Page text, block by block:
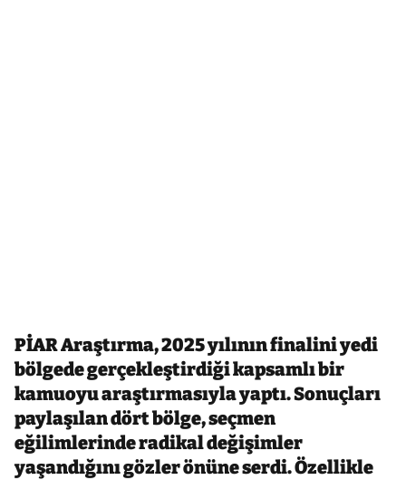
PİAR Araştırma, 2025 yılının finalini yedi
bölgede gerçekleştirdiği kapsamlı bir
kamuoyu araştırmasıyla yaptı. Sonuçları
paylaşılan dört bölge, seçmen
eğilimlerinde radikal değişimler
yaşandığını gözler önüne serdi. Özellikle